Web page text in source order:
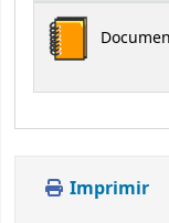
Existencias
Imprimir